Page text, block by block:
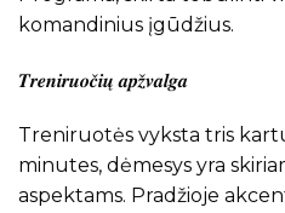
komandinius įgūdžius.
𝑻𝒓𝒆𝒏𝒊𝒓𝒖𝒐𝒄̌𝒊𝒖̨ 𝒂𝒑𝒛̌𝒗𝒂𝒍𝒈𝒂
Treniruotės vyksta tris
minutes, dėmesys yra
aspektams. Pradžioje